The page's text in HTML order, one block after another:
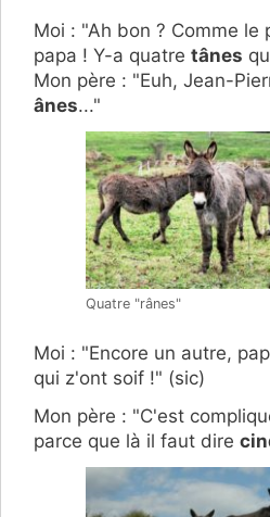
Moi : "Ah bon ? Comme le
papa ! Y-a quatre tânes
Mon père : "Euh, Jean-
ânes..."
Quatre "rânes"
Moi : "Encore un autre,
qui z'ont soif !" (sic)
Mon père : "C'est
parce que là il faut dire